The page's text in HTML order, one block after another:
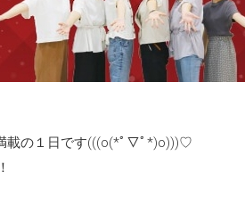
載の１日です(((o(*ﾟ▽ﾟ*)o)))♡